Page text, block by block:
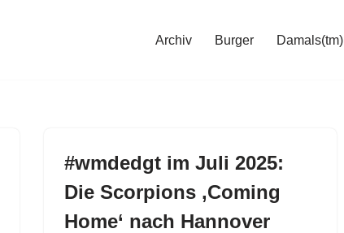
Archiv Burger Damals(tm)
#wmdedgt im Juli 2025:
Die Scorpions ‚Coming
Home‘ nach Hannover